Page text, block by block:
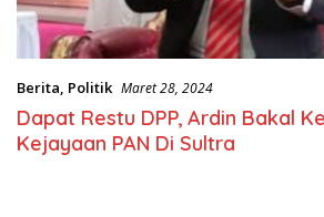
Berita, Politik Maret 28, 2024
Dapat Restu DPP, Ardin Bakal
Kejayaan PAN Di Sultra